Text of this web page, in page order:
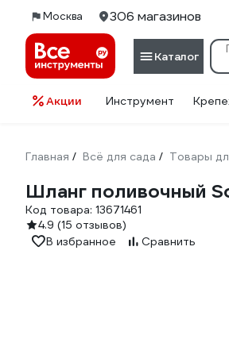
Москва 306 магазинов
Каталог
Акции Инструмент
Главная / Всё для сада / Товары
Шланг поливочный
Код товара: 13671461
4.9 (15 отзывов)
В избранное
Сравнить